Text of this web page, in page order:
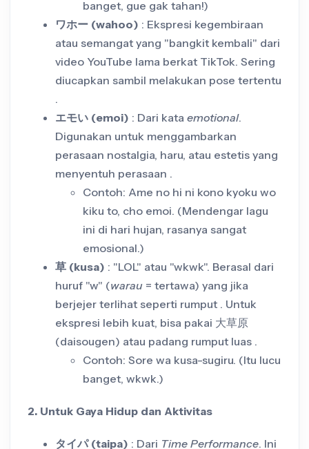
banget, gue gak tahan!)
ワホー (wahoo) : Ekspresi kegembiraan
atau semangat yang "bangkit kembali" dari
video YouTube lama berkat TikTok. Sering
diucapkan sambil melakukan pose tertentu
.
エモい (emoi) : Dari kata emotional.
Digunakan untuk menggambarkan
perasaan nostalgia, haru, atau estetis yang
menyentuh perasaan .
Contoh: Ame no hi ni kono kyoku wo
kiku to, cho emoi. (Mendengar lagu
ini di hari hujan, rasanya sangat
emosional.)
草 (kusa) : "LOL" atau "wkwk". Berasal dari
huruf "w" (warau = tertawa) yang jika
berjejer terlihat seperti rumput . Untuk
ekspresi lebih kuat, bisa pakai 大草原
(daisougen) atau padang rumput luas .
Contoh: Sore wa kusa-sugiru. (Itu lucu
banget, wkwk.)
2. Untuk Gaya Hidup dan Aktivitas
タイパ (taipa) : Dari Time Performance. Ini